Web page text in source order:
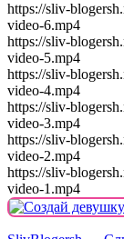
https://sliv-
video-6.mp4
https://sliv-
video-5.mp4
https://sliv-
video-4.mp4
https://sliv-
video-3.mp4
https://sliv-
video-2.mp4
https://sliv-
video-1.mp4